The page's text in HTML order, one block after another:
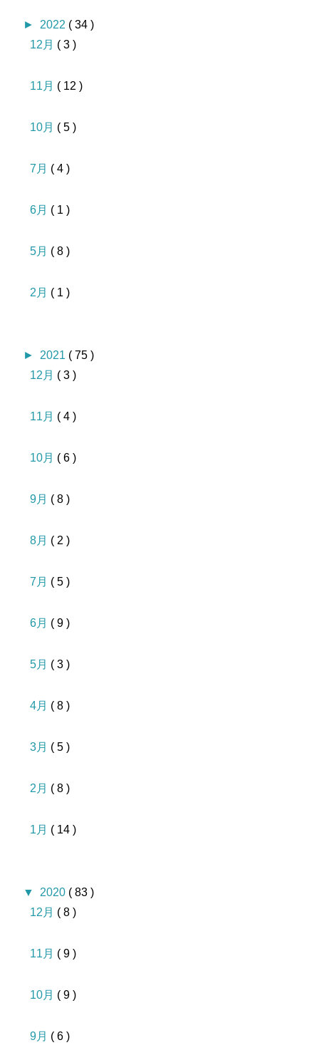
► 2022 ( 34 )
12月 ( 3 )
11月 ( 12 )
10月 ( 5 )
7月 ( 4 )
6月 ( 1 )
5月 ( 8 )
2月 ( 1 )
► 2021 ( 75 )
12月 ( 3 )
11月 ( 4 )
10月 ( 6 )
9月 ( 8 )
8月 ( 2 )
7月 ( 5 )
6月 ( 9 )
5月 ( 3 )
4月 ( 8 )
3月 ( 5 )
2月 ( 8 )
1月 ( 14 )
▼ 2020 ( 83 )
12月 ( 8 )
11月 ( 9 )
10月 ( 9 )
9月 ( 6 )